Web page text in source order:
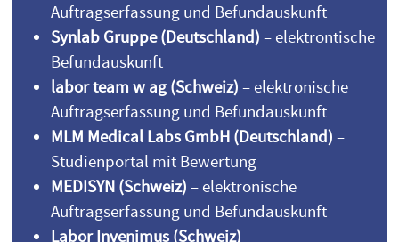
Auftragserfassung und Befundauskunft
Synlab Gruppe (Deutschland) – elektrontische
Befundauskunft
labor team w ag (Schweiz) – elektronische
Auftragserfassung und Befundauskunft
MLM Medical Labs GmbH (Deutschland) –
Studienportal mit Bewertung
MEDISYN (Schweiz) – elektronische
Auftragserfassung und Befundauskunft
Labor Invenimus (Schweiz)